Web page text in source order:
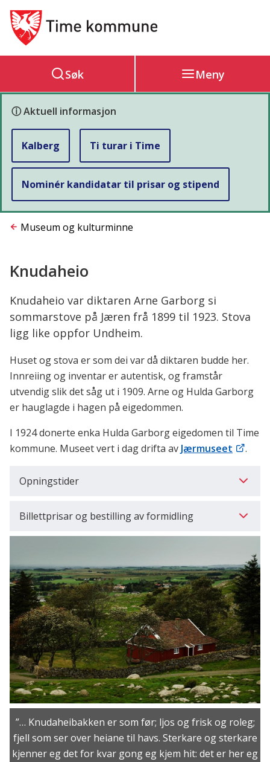
Hovedportal
Søk Meny
ⓘ Aktuell informasjon
Kalberg Ti turar i Time
Nominér kandidatar til prisar og stipend
DuMuseum og kulturminne
Knudaheio
Knudaheio var diktaren Arne Garborg si
sommarstove på Jæren frå 1899 til 1923. Stova
ligg like oppfor Undheim.
Huset og stova er som dei var då diktaren budde her.
Innreiing og inventar er autentisk, og framstår
utvendig slik det såg ut i 1909. Arne og Hulda Garborg
er hauglagde i hagen på eigedommen.
I 1924 donerte enka Hulda Garborg eigedomen til Time
kommune. Museet vert i dag drifta av Jærmuseet .
Opningstider
Billettprisar og bestilling av formidling
”… Knudaheibakken er som før; ljos og frisk og roleg;
fjell som ser over heiane til havs. Sterkare og sterkare
kjenner eg det for kvar gong eg kjem hit: det er her eg